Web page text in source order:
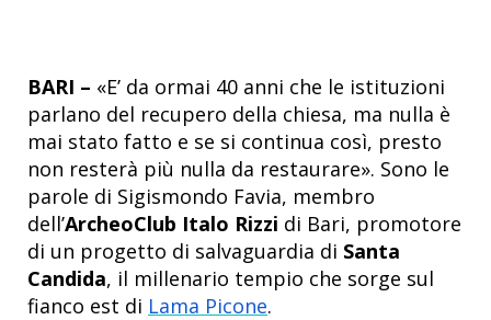
BARI – «E’ da ormai 40 anni che le istituzioni
parlano del recupero della chiesa, ma nulla è
mai stato fatto e se si continua così, presto
non resterà più nulla da restaurare». Sono le
parole di Sigismondo Favia, membro
dell’ArcheoClub Italo Rizzi di Bari, promotore
di un progetto di salvaguardia di Santa
Candida, il millenario tempio che sorge sul
fianco est di Lama Picone.